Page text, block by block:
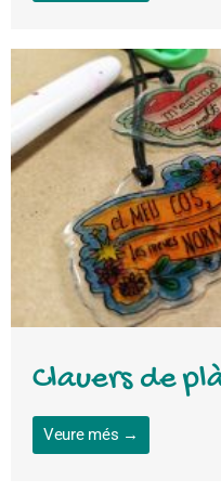
Clauers de
Veure més →